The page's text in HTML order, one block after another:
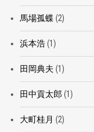
馬場孤蝶 (2)
浜本浩(1)
田岡典夫 (1)
田中貢太郎 (1)
大町桂月 (2)